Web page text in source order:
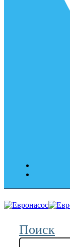
Поиск